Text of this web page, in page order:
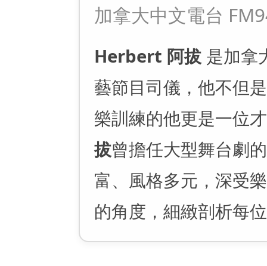
加拿大中文電台
Herbert 阿拔是加拿
藝節目司儀，他不但
樂訓練的他更是一位
拔曾擔任大型舞台劇
富、風格多元，深受
的角度，細緻剖析每